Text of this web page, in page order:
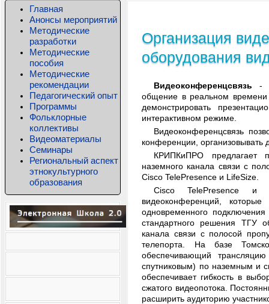
Главная
Анонсы мероприятий
Методические
разработки
Методические
пособия
Методические
рекомендации
Педагогический опыт
Программы
Фольклорные
коллективы
Видеоматериалы
Семинары
Региональный аспект
этнокультурного
образования
Организация
оборудования
Видеоконференцсвязь -
общение в реальном времени
демонстрировать
интерактивном режиме.
Видеоконференцсвязь
конференции, организовывать
КРИПКиПРО предлагает
наземного канала связи с
Cisco TelePresence и LifeSize.
Cisco TelePresence и
видеоконференций,
одновременного
стандартного решения ТГУ
канала связи с полосой
телепорта. На базе
обеспечивающий
спутниковым) по наземным и
обеспечивает гибкость в
сжатого видеопотока.
расширить аудиторию